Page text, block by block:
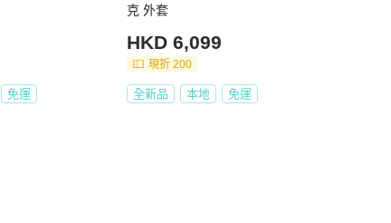
免運
克 外套
HKD 6,099
現折 200
全新品 本地 免運